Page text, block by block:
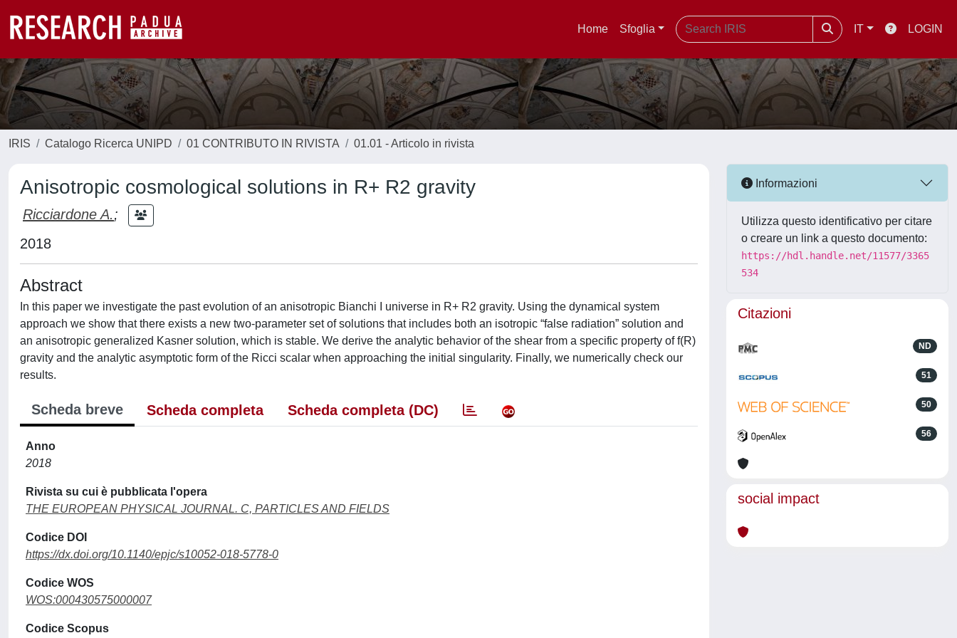
Home Sfoglia IT LOGIN
IRIS Catalogo Ricerca UNIPD 01 CONTRIBUTO IN RIVISTA 01.01 - Articolo in rivista
Anisotropic cosmological solutions in R+ R2 gravity
Ricciardone A.;
2018
Abstract
In this paper we investigate the past evolution of an anisotropic Bianchi I universe in R+ R2 gravity. Using the dynamical system
approach we show that there exists a new two-parameter set of solutions that includes both an isotropic “false radiation” solution and
an anisotropic generalized Kasner solution, which is stable. We derive the analytic behavior of the shear from a specific property of f(R)
gravity and the analytic asymptotic form of the Ricci scalar when approaching the initial singularity. Finally, we numerically check our
results.
Scheda breve Scheda completa Scheda completa (DC)
Anno
2018
Rivista su cui è pubblicata l'opera
THE EUROPEAN PHYSICAL JOURNAL. C, PARTICLES AND FIELDS
Codice DOI
https://dx.doi.org/10.1140/epjc/s10052-018-5778-0
Codice WOS
WOS:000430575000007
Codice Scopus
Informazioni
Utilizza questo identificativo per citare
o creare un link a questo documento:
https://hdl.handle.net/11577/3365
534
Citazioni
ND
51
50
56
social impact